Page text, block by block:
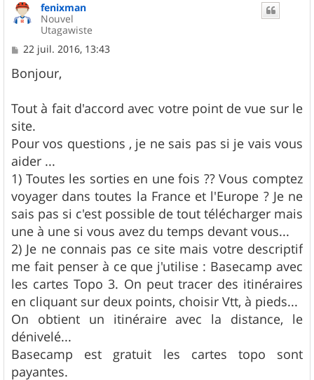
fenixman
Nouvel
Utagawiste
M
s
s
g
e
22 juil. 2016, 13:43
Bonjour,
Tout à fait d'accord avec votre point de vue sur le
site.
Pour vos questions , je ne sais pas si je vais vous
aider ...
1) Toutes les sorties en une fois ?? Vous comptez
voyager dans toutes la France et l'Europe ? Je ne
sais pas si c'est possible de tout télécharger mais
une à une si vous avez du temps devant vous...
2) Je ne connais pas ce site mais votre descriptif
me fait penser à ce que j'utilise : Basecamp avec
les cartes Topo 3. On peut tracer des itinéraires
en cliquant sur deux points, choisir Vtt, à pieds...
On obtient un itinéraire avec la distance, le
dénivelé...
Basecamp est gratuit les cartes topo sont
payantes.